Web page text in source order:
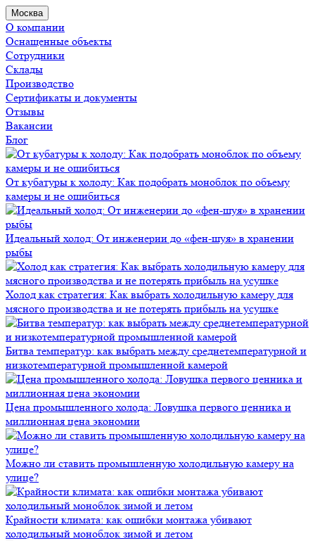
Москва
О компании
Оснащенные объекты
Сотрудники
Склады
Производство
Сертификаты и документы
Отзывы
Вакансии
Блог
От кубатуры к холоду: Как подобрать моноблок по объему
камеры и не ошибиться
Идеальный холод: От инженерии до «фен-шуя» в хранении
рыбы
Холод как стратегия: Как выбрать холодильную камеру для
мясного производства и не потерять прибыль на усушке
Битва температур: как выбрать между среднетемпературной и
низкотемпературной промышленной камерой
Цена промышленного холода: Ловушка первого ценника и
миллионная цена экономии
Можно ли ставить промышленную холодильную камеру на
улице?
Крайности климата: как ошибки монтажа убивают
холодильный моноблок зимой и летом